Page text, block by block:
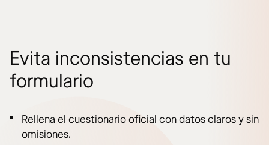
Evita inconsistencias en tu
formulario
Rellena el cuestionario oficial con datos claros y sin
omisiones.